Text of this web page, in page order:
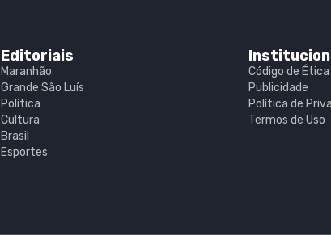
Editoriais
Maranhão
Grande São Luís
Política
Cultura
Brasil
Esportes
Código de Ética
Publicidade
Política de
Termos de Uso